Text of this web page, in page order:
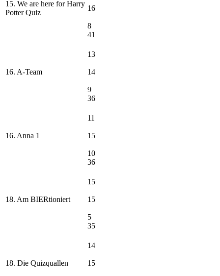
15. We are here for Harry
Potter Quiz
16
8
41
16. A-Team
13
14
9
36
16. Anna 1
11
15
10
36
18. Am BIERtioniert
15
15
5
35
18. Die Quizquallen
14
15